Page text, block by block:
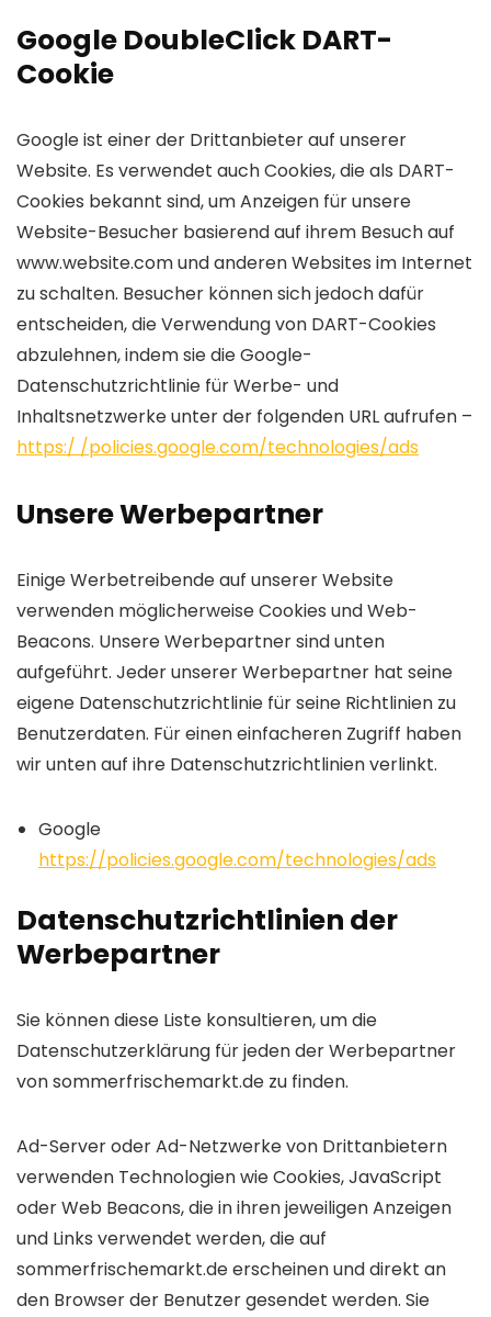
Google DoubleClick DART-
Cookie
Google ist einer der Drittanbieter auf unserer
Website. Es verwendet auch Cookies, die als DART-
Cookies bekannt sind, um Anzeigen für unsere
Website-Besucher basierend auf ihrem Besuch auf
www.website.com und anderen Websites im Internet
zu schalten. Besucher können sich jedoch dafür
entscheiden, die Verwendung von DART-Cookies
abzulehnen, indem sie die Google-
Datenschutzrichtlinie für Werbe- und
Inhaltsnetzwerke unter der folgenden URL aufrufen –
https:/ /policies.google.com/technologies/ads
Unsere Werbepartner
Einige Werbetreibende auf unserer Website
verwenden möglicherweise Cookies und Web-
Beacons. Unsere Werbepartner sind unten
aufgeführt. Jeder unserer Werbepartner hat seine
eigene Datenschutzrichtlinie für seine Richtlinien zu
Benutzerdaten. Für einen einfacheren Zugriff haben
wir unten auf ihre Datenschutzrichtlinien verlinkt.
Google
https://policies.google.com/technologies/ads
Datenschutzrichtlinien der
Werbepartner
Sie können diese Liste konsultieren, um die
Datenschutzerklärung für jeden der Werbepartner
von sommerfrischemarkt.de zu finden.
Ad-Server oder Ad-Netzwerke von Drittanbietern
verwenden Technologien wie Cookies, JavaScript
oder Web Beacons, die in ihren jeweiligen Anzeigen
und Links verwendet werden, die auf
sommerfrischemarkt.de erscheinen und direkt an
den Browser der Benutzer gesendet werden. Sie